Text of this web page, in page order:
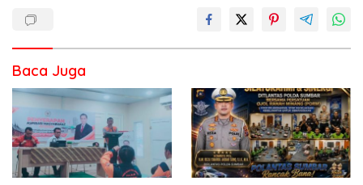
Baca Juga